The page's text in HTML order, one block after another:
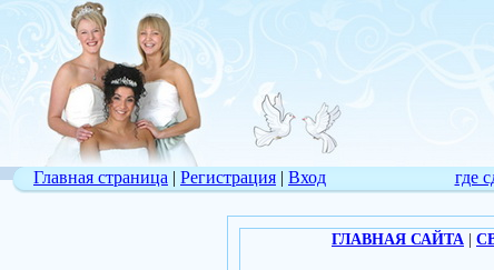
Главная страница | Регистрация | Вход где
ГЛАВНАЯ САЙТА